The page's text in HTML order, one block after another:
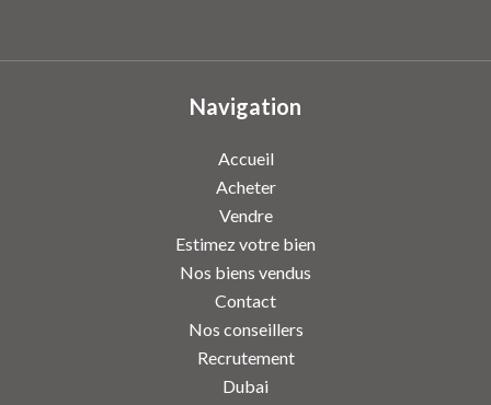
Navigation
Accueil
Acheter
Vendre
Estimez votre bien
Nos biens vendus
Contact
Nos conseillers
Recrutement
Dubai